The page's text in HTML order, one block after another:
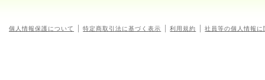
個人情報保護について 特定商取引法に基づく表示 利用規約 社員等の個人情報